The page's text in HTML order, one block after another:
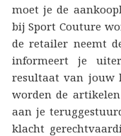
moet je de
bij Sport Couture
de retailer neemt
informeert je
resultaat van jouw
worden de
aan je
klacht